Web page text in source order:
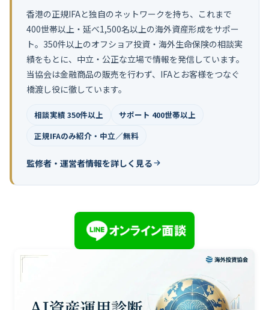
香港の正規IFAと独自のネットワークを持ち、これまで
400世帯以上・延べ1,500名以上の海外資産形成をサポー
ト。350件以上のオフショア投資・海外生命保険の相談実
績をもとに、中立・公正な立場で情報を発信しています。
当協会は金融商品の販売を行わず、IFAとお客様をつなぐ
橋渡し役に徹しています。
相談実績 350件以上
サポート 400世帯以上
正規IFAのみ紹介・中立／無料
監修者・運営者情報を詳しく見る